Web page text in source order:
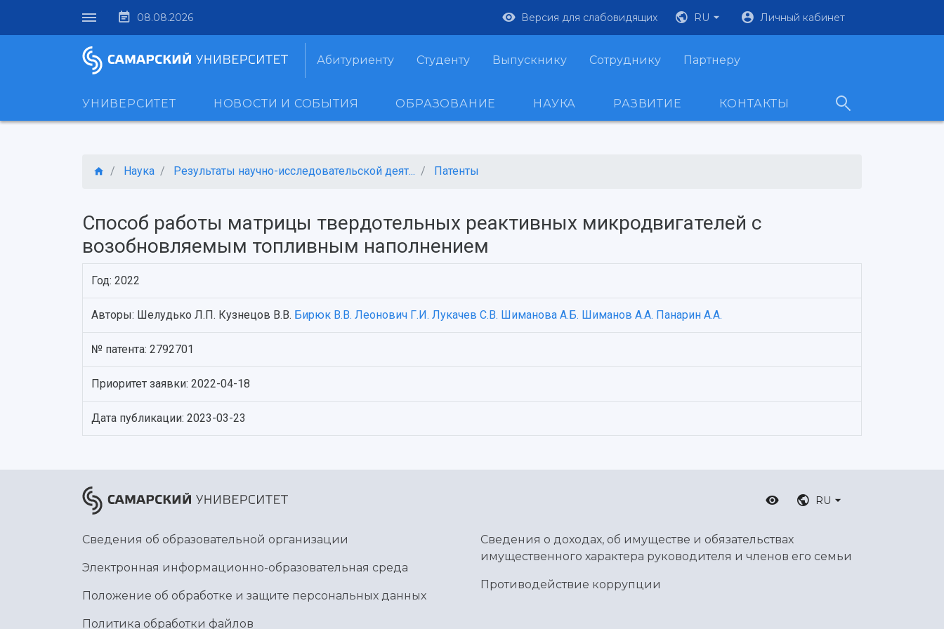
08.08.2026 Версия для слабовидящих RU Личный кабинет
Абитуриенту Студенту Выпускнику Сотруднику Партнеру
УНИВЕРСИТЕТ НОВОСТИ И СОБЫТИЯ ОБРАЗОВАНИЕ НАУКА РАЗВИТИЕ КОНТАКТЫ
Наука Результаты научно-исследовательской деят... Патенты
Способ работы матрицы твердотельных реактивных микродвигателей с
возобновляемым топливным наполнением
Год: 2022
Авторы: Шелудько Л.П. Кузнецов В.В. Бирюк В.В. Леонович Г.И. Лукачев С.В. Шиманова А.Б. Шиманов А.А. Панарин А.А.
№ патента: 2792701
Приоритет заявки: 2022-04-18
Дата публикации: 2023-03-23
RU
Сведения об образовательной организации
Электронная информационно-образовательная среда
Положение об обработке и защите персональных данных
Политика обработки файлов
Сведения о доходах, об имуществе и обязательствах
имущественного характера руководителя и членов его семьи
Противодействие коррупции